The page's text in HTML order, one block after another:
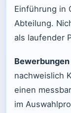
Einführung in
Abteilung.
als laufender
nachweislich
einen
im